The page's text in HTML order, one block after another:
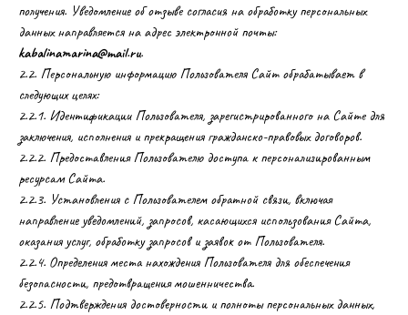
получения. Уведомление об отзыве согласия на обработку персональных
данных направляется на адрес электронной почты:
kabalinamarina@mail.ru.
2.2. Персональную информацию Пользователя Сайт обрабатывает в
следующих целях:
2.2.1. Идентификации Пользователя, зарегистрированного на Сайте для
заключения, исполнения и прекращения гражданско-правовых договоров.
2.2.2. Предоставления Пользователю доступа к персонализированным
ресурсам Сайта.
2.2.3. Установления с Пользователем обратной связи, включая
направление уведомлений, запросов, касающихся использования Сайта,
оказания услуг, обработку запросов и заявок от Пользователя.
2.2.4. Определения места нахождения Пользователя для обеспечения
безопасности, предотвращения мошенничества.
2.2.5. Подтверждения достоверности и полноты персональных данных,